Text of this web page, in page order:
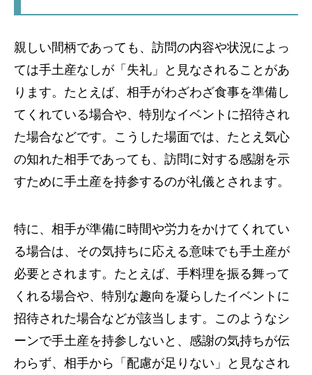
親しい間柄であっても、訪問の内容や状況によっ
ては手土産なしが「失礼」と見なされることがあ
ります。たとえば、相手がわざわざ食事を準備し
てくれている場合や、特別なイベントに招待され
た場合などです。こうした場面では、たとえ気心
の知れた相手であっても、訪問に対する感謝を示
すために手土産を持参するのが礼儀とされます。
特に、相手が準備に時間や労力をかけてくれてい
る場合は、その気持ちに応える意味でも手土産が
必要とされます。たとえば、手料理を振る舞って
くれる場合や、特別な趣向を凝らしたイベントに
招待された場合などが該当します。このようなシ
ーンで手土産を持参しないと、感謝の気持ちが伝
わらず、相手から「配慮が足りない」と見なされ